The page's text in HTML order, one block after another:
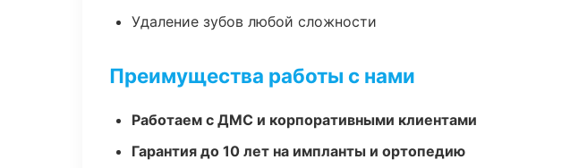
Удаление зубов любой сложности
Преимущества работы с нами
Работаем с ДМС и корпоративными клиентами
Гарантия до 10 лет на импланты и ортопедию